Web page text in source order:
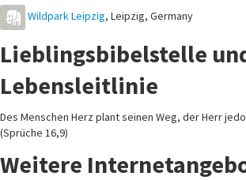
Wildpark Leipzig, Leipzig, Germany
Lieblingsbibelstelle
Lebensleitlinie
Des Menschen Herz plant seinen Weg, der Herr
(Sprüche 16,9)
Weitere